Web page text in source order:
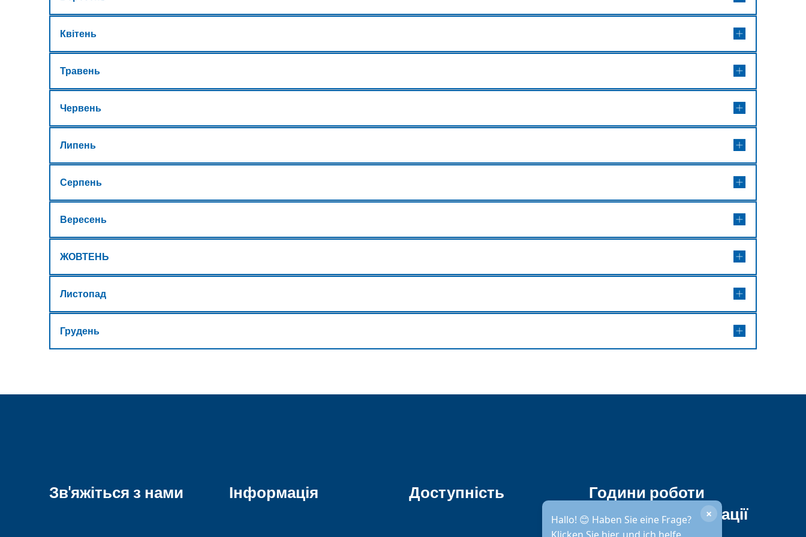
Квітень
Травень
Червень
Липень
Серпень
Вересень
ЖОВТЕНЬ
Листопад
Грудень
Зв'яжіться з нами Інформація Доступність
Hallo! 😊 Haben Sie eine Frage?
×
Години роботи
міської адміністрації